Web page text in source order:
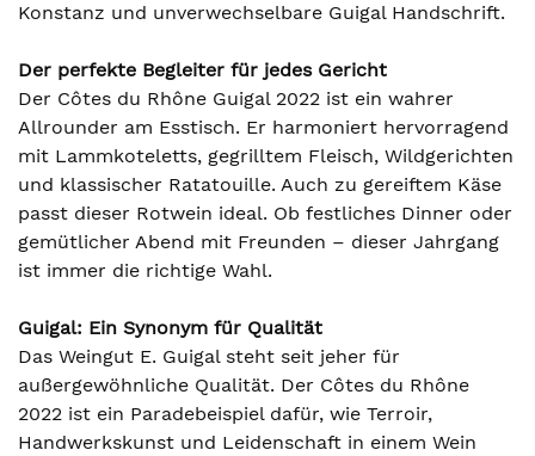
Konstanz und unverwechselbare Guigal Handschrift.
Der perfekte Begleiter für jedes Gericht
Der Côtes du Rhône Guigal 2022 ist ein wahrer
Allrounder am Esstisch. Er harmoniert hervorragend
mit Lammkoteletts, gegrilltem Fleisch, Wildgerichten
und klassischer Ratatouille. Auch zu gereiftem Käse
passt dieser Rotwein ideal. Ob festliches Dinner oder
gemütlicher Abend mit Freunden – dieser Jahrgang
ist immer die richtige Wahl.
Guigal: Ein Synonym für Qualität
Das Weingut E. Guigal steht seit jeher für
außergewöhnliche Qualität. Der Côtes du Rhône
2022 ist ein Paradebeispiel dafür, wie Terroir,
Handwerkskunst und Leidenschaft in einem Wein